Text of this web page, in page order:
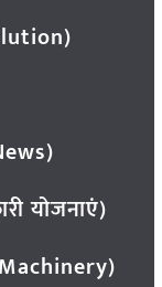
योजनाएं)